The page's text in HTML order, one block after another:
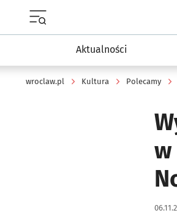
Aktualności
wroclaw.pl Kultura Polecamy
w
Data